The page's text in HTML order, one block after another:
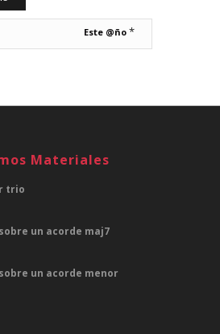
Este @ño *
Materiales
trio
un acorde maj7
un acorde menor